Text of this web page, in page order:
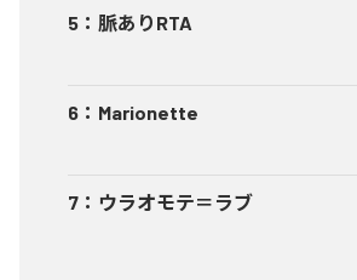
5 ： 脈ありRTA
6 ： Marionette
7 ： ウラオモテ＝ラブ